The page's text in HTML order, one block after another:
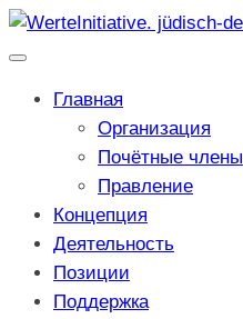
Главная
Организация
Почётные члены
Правление
Концепция
Деятельность
Позиции
Поддержка